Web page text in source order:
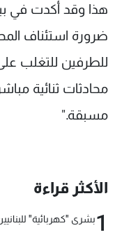
ضرورة استئناف
للطرفين للتغلب
محادثات ثنائية
مسبقة."
الأكثر قراءة
1بشرى "كهربائية"